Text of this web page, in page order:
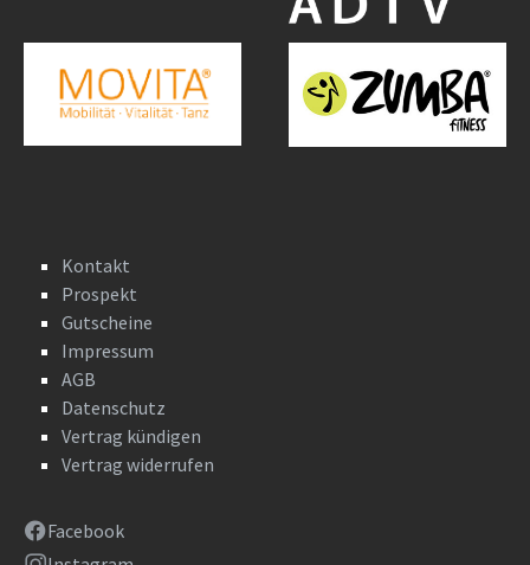
Kontakt
Prospekt
Gutscheine
Impressum
AGB
Datenschutz
Vertrag kündigen
Vertrag widerrufen
Facebook